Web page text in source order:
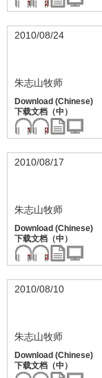
2010/08/24
朱志山牧师
2010/08/17
朱志山牧师
2010/08/10
朱志山牧师